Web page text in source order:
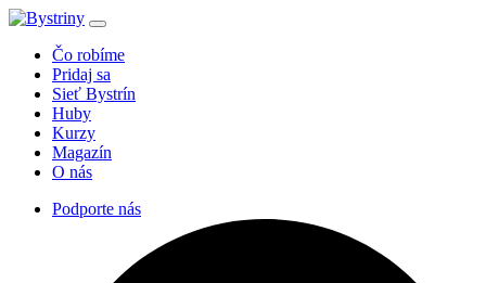
Čo robíme
Pridaj sa
Sieť Bystrín
Huby
Kurzy
Magazín
O nás
Podporte nás